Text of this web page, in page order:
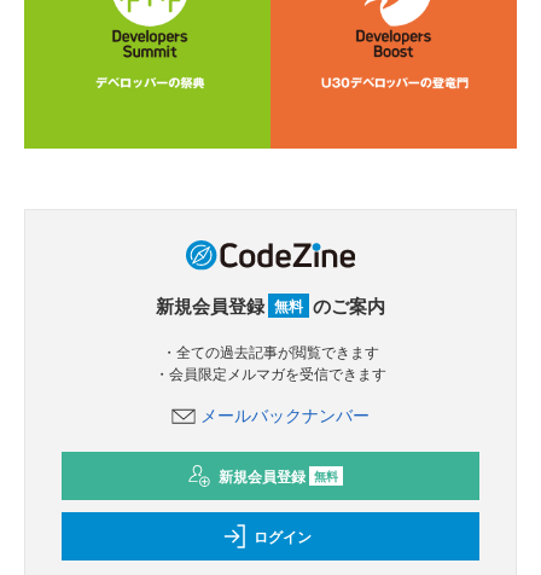
新規会員登録 無料 のご案内
・全ての過去記事が閲覧できます
・会員限定メルマガを受信できます
メールバックナンバー
新規会員登録 無料
ログイン